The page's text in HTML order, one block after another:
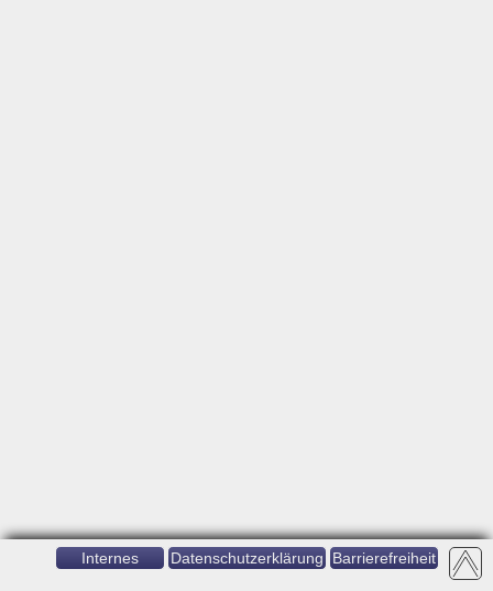
Internes Datenschutzerklärung Barrierefreiheit